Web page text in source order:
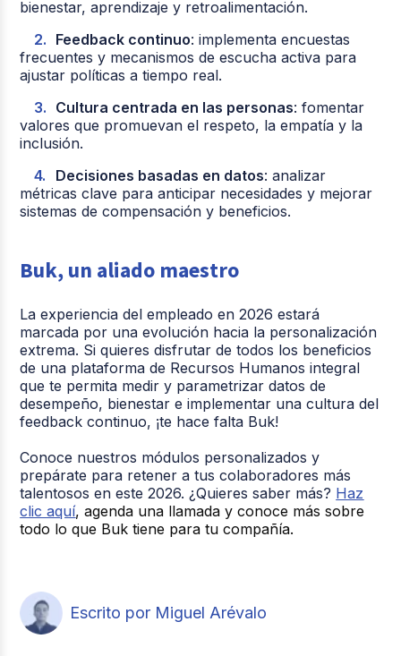
bienestar, aprendizaje y retroalimentación.
Feedback continuo: implementa encuestas
frecuentes y mecanismos de escucha activa para
ajustar políticas a tiempo real.
Cultura centrada en las personas: fomentar
valores que promuevan el respeto, la empatía y la
inclusión.
Decisiones basadas en datos: analizar
métricas clave para anticipar necesidades y mejorar
sistemas de compensación y beneficios.
Buk, un aliado maestro
La experiencia del empleado en 2026 estará
marcada por una evolución hacia la personalización
extrema. Si quieres disfrutar de todos los beneficios
de una plataforma de Recursos Humanos integral
que te permita medir y parametrizar datos de
desempeño, bienestar e implementar una cultura del
feedback continuo, ¡te hace falta Buk!
Conoce nuestros módulos personalizados y
prepárate para retener a tus colaboradores más
talentosos en este 2026. ¿Quieres saber más? Haz
clic aquí, agenda una llamada y conoce más sobre
todo lo que Buk tiene para tu compañía.
Escrito por Miguel Arévalo